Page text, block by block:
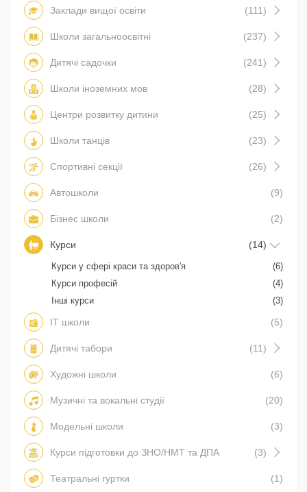
Заклади вищої освіти (111)
Школи загальноосвітні (237)
Дитячі садочки (241)
Школи іноземних мов (28)
Центри розвитку дитини (25)
Школи танців (23)
Спортивні секції (26)
Автошколи (9)
Бізнес школи (2)
Курси (14)
Курси у сфері краси та здоров'я
(6)
Курси професій
(4)
Інші курси
(3)
IT школи (5)
Дитячі табори (11)
Художні школи (6)
Музичні та вокальні студії (20)
Модельні школи (3)
Курси підготовки до ЗНО/НМТ та ДПА (3)
Театральні гуртки (1)